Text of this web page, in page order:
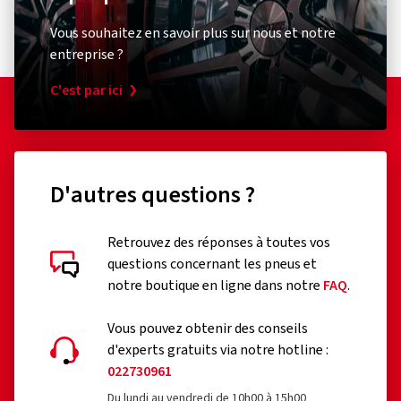
Évaluations des clients en détail
Vous souhaitez en savoir plus sur nous et notre
entreprise ?
C'est par ici
D'autres questions ?
Retrouvez des réponses à toutes vos
questions concernant les pneus et
notre boutique en ligne dans notre FAQ.
Vous pouvez obtenir des conseils
d'experts gratuits via notre hotline :
022730961